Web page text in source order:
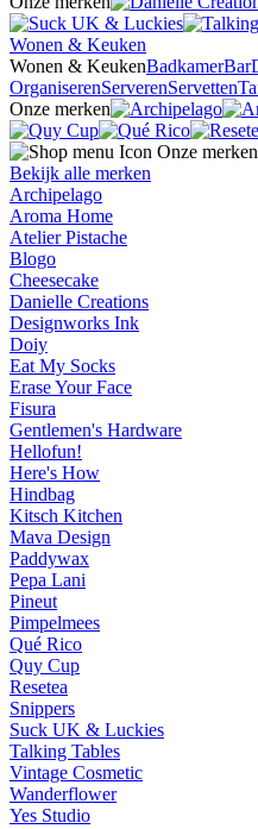
Wonen & Keuken
Wonen & KeukenBadkamerBar
OrganiserenServerenServetten
Onze merken
Onze merken
Bekijk alle merken
Archipelago
Aroma Home
Atelier Pistache
Blogo
Cheesecake
Danielle Creations
Designworks Ink
Doiy
Eat My Socks
Erase Your Face
Fisura
Gentlemen's Hardware
Hellofun!
Here's How
Hindbag
Kitsch Kitchen
Mava Design
Paddywax
Pepa Lani
Pineut
Pimpelmees
Qué Rico
Quy Cup
Resetea
Snippers
Suck UK & Luckies
Talking Tables
Vintage Cosmetic
Wanderflower
Yes Studio